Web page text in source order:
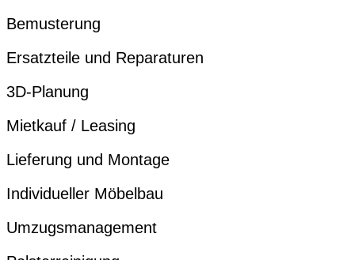
Bemusterung
Ersatzteile und Reparaturen
3D-Planung
Mietkauf / Leasing
Lieferung und Montage
Individueller Möbelbau
Umzugsmanagement